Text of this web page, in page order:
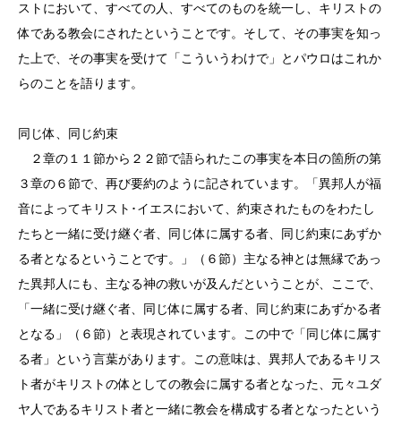
ストにおいて、すべての人、すべてのものを統一し、キリストの
体である教会にされたということです。そして、その事実を知っ
た上で、その事実を受けて「こういうわけで」とパウロはこれか
らのことを語ります。
同じ体、同じ約束
２章の１１節から２２節で語られたこの事実を本日の箇所の第
３章の６節で、再び要約のように記されています。「異邦人が福
音によってキリスト･イエスにおいて、約束されたものをわたし
たちと一緒に受け継ぐ者、同じ体に属する者、同じ約束にあずか
る者となるということです。」（６節）主なる神とは無縁であっ
た異邦人にも、主なる神の救いが及んだということが、ここで、
「一緒に受け継ぐ者、同じ体に属する者、同じ約束にあずかる者
となる」（６節）と表現されています。この中で「同じ体に属す
る者」という言葉があります。この意味は、異邦人であるキリス
ト者がキリストの体としての教会に属する者となった、元々ユダ
ヤ人であるキリスト者と一緒に教会を構成する者となったという